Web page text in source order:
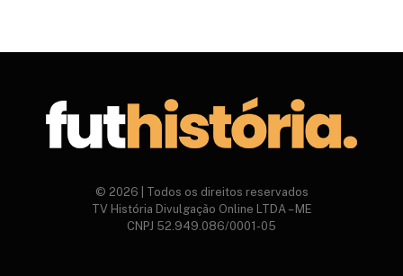
© 2026 | Todos os direitos reservados
TV História Divulgação Online LTDA – ME
CNPJ 52.949.086/0001-05